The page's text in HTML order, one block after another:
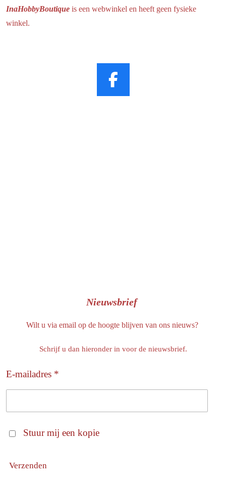
InaHobbyBoutique is een webwinkel en heeft geen fysieke
winkel.
F
Nieuwsbrief
Wilt u via email op de hoogte blijven van ons nieuws?
Schrijf u dan hieronder in voor de nieuwsbrief.
E-mailadres *
Stuur mij een kopie
Verzenden